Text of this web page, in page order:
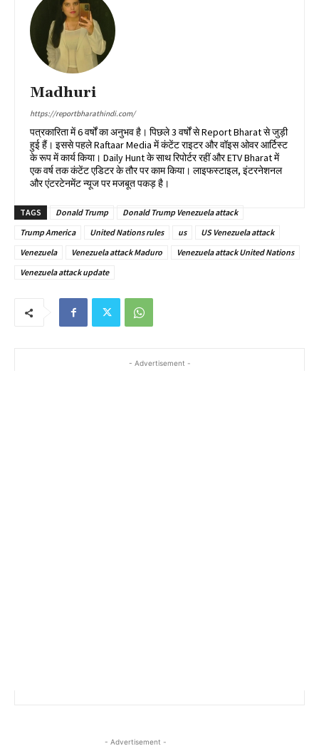
Madhuri
https://reportbharathindi.com/
पत्रकारिता में 6 वर्षों का अनुभव है। पिछले 3 वर्षों से Report Bharat से जुड़ी
हुई हैं। इससे पहले Raftaar Media में कंटेंट राइटर और वॉइस ओवर आर्टिस्ट
के रूप में कार्य किया। Daily Hunt के साथ रिपोर्टर रहीं और ETV Bharat में
एक वर्ष तक कंटेंट एडिटर के तौर पर काम किया। लाइफस्टाइल, इंटरनेशनल
और एंटरटेनमेंट न्यूज पर मजबूत पकड़ है।
TAGS Donald Trump
Donald Trump Venezuela attack
Trump America
United Nations rules us
US Venezuela attack
Venezuela
Venezuela attack Maduro
Venezuela attack United Nations
Venezuela attack update
- Advertisement -
- Advertisement -